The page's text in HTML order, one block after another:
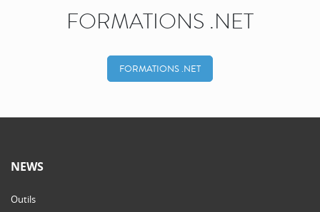
FORMATIONS .NET
FORMATIONS .NET
NEWS
Outils